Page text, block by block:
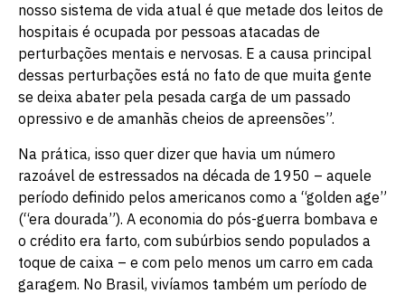
nosso sistema de vida atual é que metade dos leitos de
hospitais é ocupada por pessoas atacadas de
perturbações mentais e nervosas. E a causa principal
dessas perturbações está no fato de que muita gente
se deixa abater pela pesada carga de um passado
opressivo e de amanhãs cheios de apreensões”.
Na prática, isso quer dizer que havia um número
razoável de estressados na década de 1950 – aquele
período definido pelos americanos como a “golden age”
(“era dourada”). A economia do pós-guerra bombava e
o crédito era farto, com subúrbios sendo populados a
toque de caixa – e com pelo menos um carro em cada
garagem. No Brasil, vivíamos também um período de